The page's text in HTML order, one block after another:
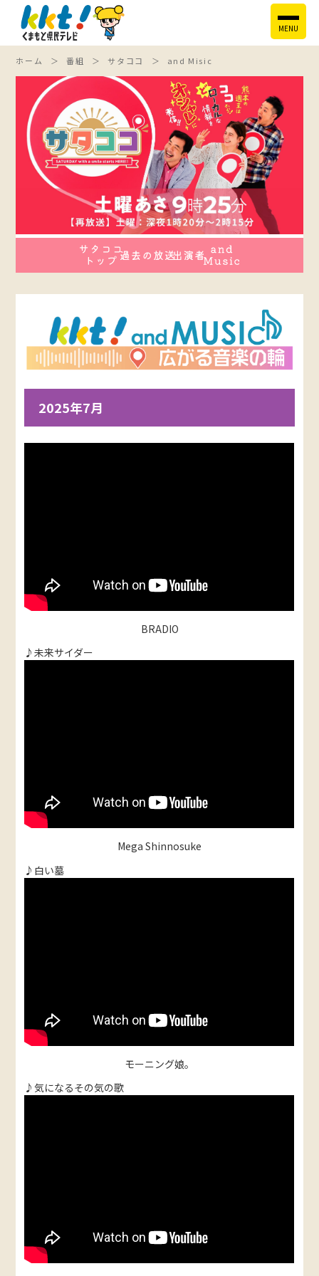
MENU
ホーム 番組 サタココ and Misic
2025年7月
BRADIO
♪未来サイダー
Mega Shinnosuke
♪白い墓
モーニング娘。
♪気になるその気の歌